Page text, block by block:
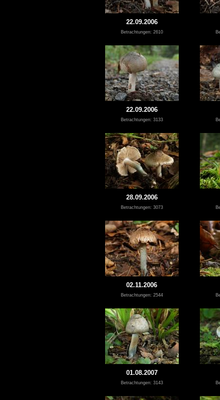
22.09.2006
Betrachtungen: 2610
22.09.2006
Betrachtungen: 3133
28.09.2006
Betrachtungen: 3073
02.11.2006
Betrachtungen: 2544
01.08.2007
Betrachtungen: 3143